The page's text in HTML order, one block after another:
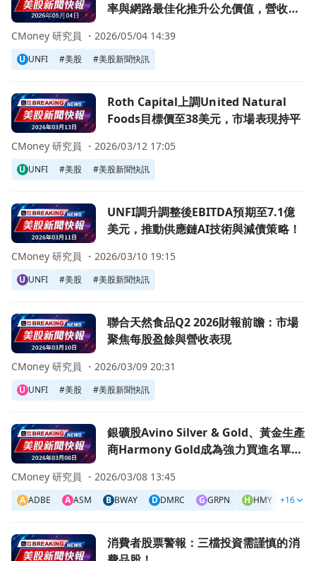
率與網路最佳化推升公允價值，營收成
U UNFI #美股 #美股新聞快訊
CMoney 研究員 ・2026/05/04 14:39
前往Roth Capital上調United Natural Foods目標價至38美
Roth Capital上調United Natural
Foods目標價至38美元，市場表現持平
U UNFI #美股 #美股新聞快訊
CMoney 研究員 ・2026/03/12 17:05
前往UNFI調升調整後EBITDA預期至7.1億美元，推動供應鏈
UNFI調升調整後EBITDA預期至7.1億
美元，推動供應鏈AI技術與減債策略！
U UNFI #美股 #美股新聞快訊
CMoney 研究員 ・2026/03/10 19:15
前往聯合天然食品Q2 2026財報前瞻：市場聚焦每股盈餘與
聯合天然食品Q2 2026財報前瞻：市場
聚焦每股盈餘與營收表現
U UNFI #美股 #美股新聞快訊
CMoney 研究員 ・2026/03/09 20:31
前往銀礦股Avino Silver & Gold、黃金生產商Harmony
銀礦股Avino Silver & Gold、黃金生產
商Harmony Gold成為強力買進名單，
A ADBE A ASM B BWAY D DMRC G GRPN H HMY H HPE
+16
CMoney 研究員 ・2026/03/08 13:45
前往消費者股票警報：三檔投資需謹慎的消費品股！頁面
消費者股票警報：三檔投資需謹慎的消